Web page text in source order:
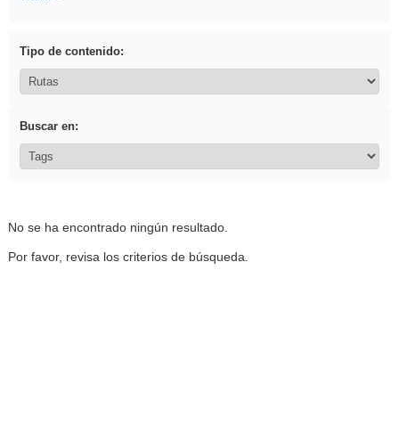
Tipo de contenido:
Buscar en:
No se ha encontrado ningún resultado.
Por favor, revisa los criterios de búsqueda.